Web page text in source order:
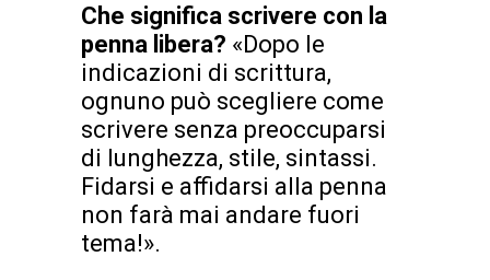
Che significa scrivere con la
penna libera? «Dopo le
indicazioni di scrittura,
ognuno può scegliere come
scrivere senza preoccuparsi
di lunghezza, stile, sintassi.
Fidarsi e affidarsi alla penna
non farà mai andare fuori
tema!».